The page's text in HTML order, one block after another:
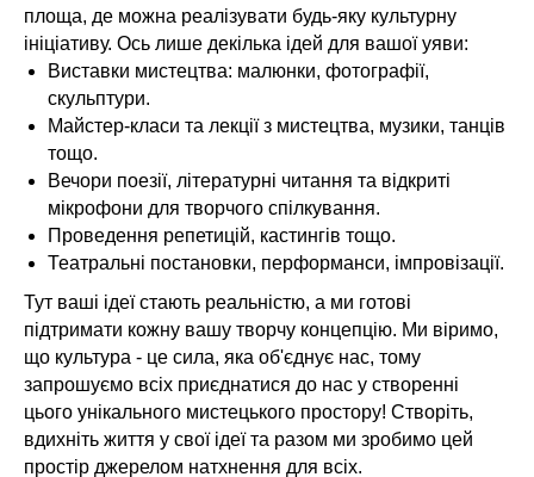
площа, де можна реалізувати будь-яку культурну
ініціативу. Ось лише декілька ідей для вашої уяви:
Виставки мистецтва: малюнки, фотографії,
скульптури.
Майстер-класи та лекції з мистецтва, музики, танців
тощо.
Вечори поезії, літературні читання та відкриті
мікрофони для творчого спілкування.
Проведення репетицій, кастингів тощо.
Театральні постановки, перформанси, імпровізації.
Тут ваші ідеї стають реальністю, а ми готові
підтримати кожну вашу творчу концепцію. Ми віримо,
що культура - це сила, яка об'єднує нас, тому
запрошуємо всіх приєднатися до нас у створенні
цього унікального мистецького простору! Створіть,
вдихніть життя у свої ідеї та разом ми зробимо цей
простір джерелом натхнення для всіх.